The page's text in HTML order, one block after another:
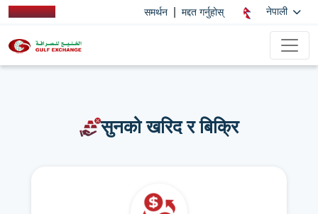
समर्थन मद्दत गर्नुहोस् नेपाली
सुनको खरिद र बिक्रि